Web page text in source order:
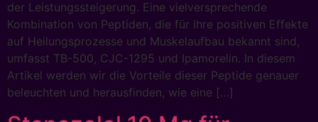
der Leistungssteigerung. Eine vielversprechende
Kombination von Peptiden, die für ihre positiven Effekte
auf Heilungsprozesse und Muskelaufbau bekannt sind,
umfasst TB-500, CJC-1295 und Ipamorelin. In diesem
Artikel werden wir die Vorteile dieser Peptide genauer
beleuchten und herausfinden, wie eine […]